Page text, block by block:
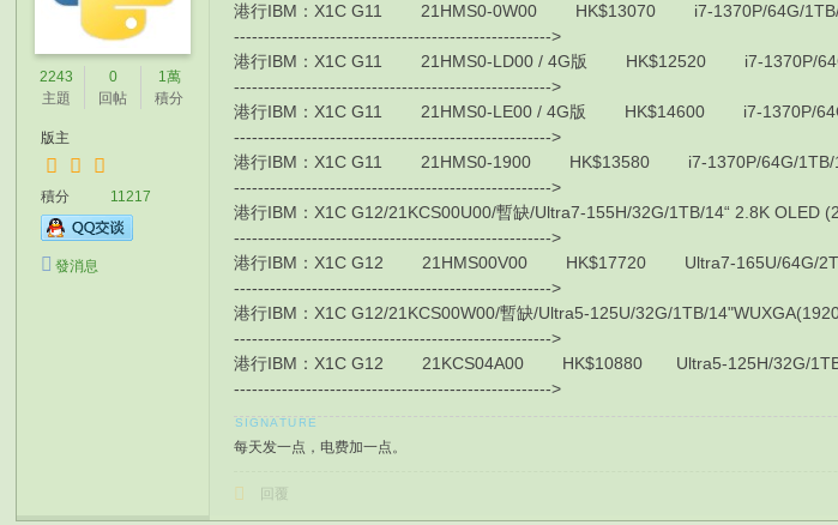
2243
主題
0
回帖
1萬
積分
版主
積分 11217
發消息
港行IBM：X1C G11 21HMS0-0W00 HK$13070 i7-1370P/64G/1TB/14"
----------------------------------------------------->
港行IBM：X1C G11 21HMS0-LD00 / 4G版 HK$12520 i7-1370P/64G/
----------------------------------------------------->
港行IBM：X1C G11 21HMS0-LE00 / 4G版 HK$14600 i7-1370P/64G/
----------------------------------------------------->
港行IBM：X1C G11 21HMS0-1900 HK$13580 i7-1370P/64G/1TB/14“
----------------------------------------------------->
港行IBM：X1C G12/21KCS00U00/暫缺/Ultra7-155H/32G/1TB/14“ 2.8K OLED
----------------------------------------------------->
港行IBM：X1C G12 21HMS00V00 HK$17720 Ultra7-165U/64G/2TB/
----------------------------------------------------->
港行IBM：X1C G12/21KCS00W00/暫缺/Ultra5-125U/32G/1TB/
----------------------------------------------------->
港行IBM：X1C G12 21KCS04A00 HK$10880 Ultra5-125H/32G/1TB/
----------------------------------------------------->
每天发一点，电费加一点。
回覆